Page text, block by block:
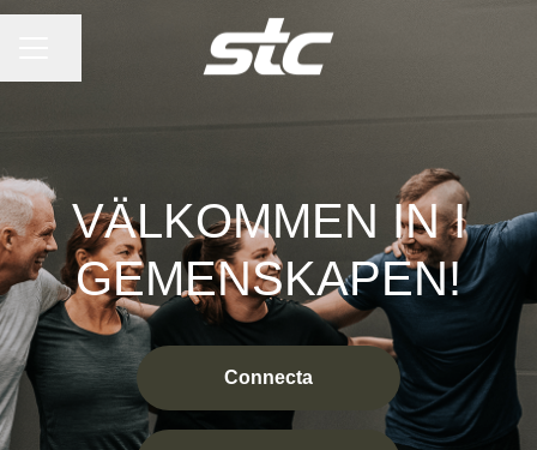
VÄLKOMMEN IN I
GEMENSKAPEN!
Connecta